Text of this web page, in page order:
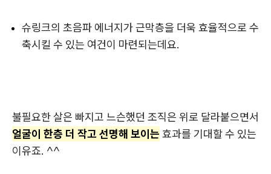
슈링크의 초음파 에너지가근막층을 더욱 효율적으로 수
축시킬 수 있는 여건이 마련되는데요.
불필요한 살은 빠지고 느슨했던 조직은 위로 달라붙으면서
얼굴이 한층 더 작고 선명해 보이는 효과를 기대할 수 있는
이유죠. ^^